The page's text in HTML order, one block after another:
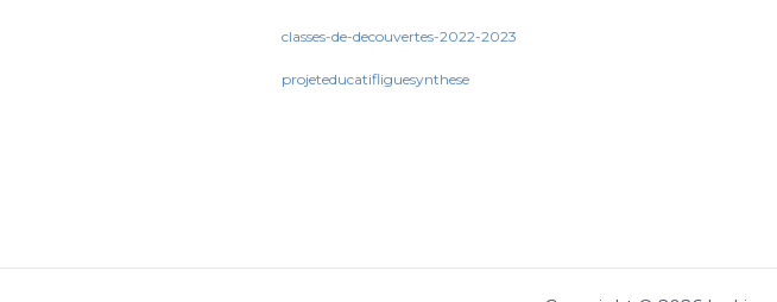
classes-de-decouvertes-2022-2023
projeteducatifliguesynthese